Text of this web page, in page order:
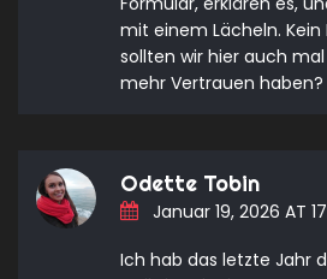
mit einem Lächeln.
sollten wir hier auch
mehr Vertrauen haben?
Odette Tobin
Januar 19, 2026 AT
Ich hab das letzte Jahr